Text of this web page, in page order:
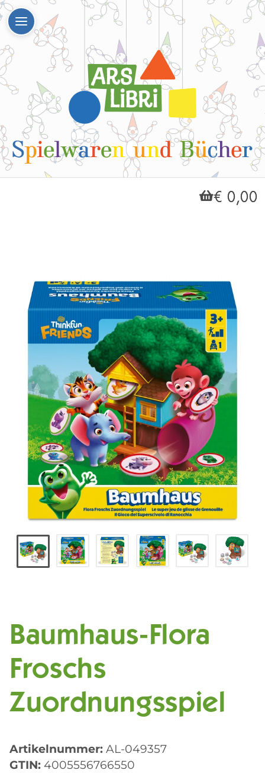
€ 0,00
Baumhaus-Flora
Froschs
Zuordnungsspiel
Artikelnummer: AL-049357
GTIN: 4005556766550